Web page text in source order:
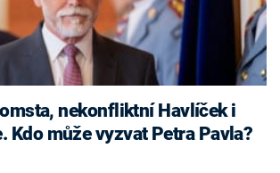
Kdo může vyzvat Petra Pavla?